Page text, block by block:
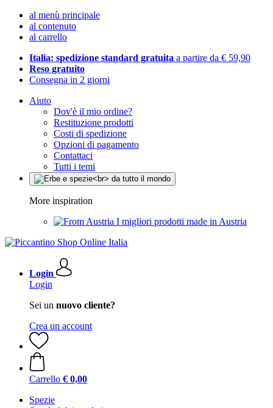
al menù principale
al contenuto
al carrello
Italia: spedizione standard gratuita a partire da € 59,90
Reso gratuito
Consegna in 2 giorni
Aiuto
Dov'è il mio ordine?
Restituzione prodotti
Costi di spedizione
Opzioni di pagamento
Contattaci
Tutti i temi
More inspiration
I migliori prodotti made in Austria
Login
Login
Sei un nuovo cliente?
Crea un account
Carrello € 0,00
Spezie